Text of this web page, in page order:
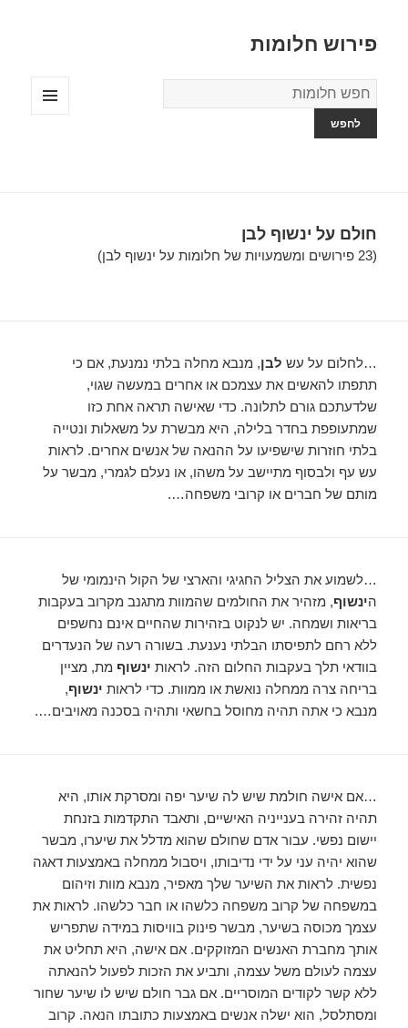
פירוש חלומות
מילון
החלומות
חולם על ינשוף לבן
(23 פירושים ומשמעויות של חלומות על ינשוף לבן)
…לחלום על עש לבן, מנבא מחלה בלתי נמנעת, אם כי
תתפתו להאשים את עצמכם או אחרים במעשה שגוי,
שלדעתכם גורם לתלונה. כדי שאישה תראה אחת כזו
שמתעופפת בחדר בלילה, היא מבשרת על משאלות ונטייה
בלתי חוזרות שישפיעו על ההנאה של אנשים אחרים. לראות
עש עף ולבסוף מתיישב על משהו, או נעלם לגמרי, מבשר על
מותם של חברים או קרובי משפחה….
…לשמוע את הצליל החגיגי והארצי של הקול הינמומי של
הינשוף, מזהיר את החולמים שהמוות מתגנב מקרוב בעקבות
בריאות ושמחה. יש לנקוט בזהירות שהחיים אינם נחשפים
ללא רחם לתפיסתו הבלתי נענעת. בשורה רעה של הנעדרים
בוודאי תלך בעקבות החלום הזה. לראות ינשוף מת, מציין
בריחה צרה ממחלה נואשת או ממוות. כדי לראות ינשוף,
מנבא כי אתה תהיה מחוסל בחשאי ותהיה בסכנה מאויבים….
…אם אישה חולמת שיש לה שיער יפה ומסרקת אותו, היא
תהיה זהירה בענייניה האישיים, ותאבד התקדמות בזנחת
יישום נפשי. עבור אדם שחולם שהוא מדלל את שיערו, מבשר
שהוא יהיה עני על ידי נדיבותו, ויסבול ממחלה באמצעות דאגה
נפשית. לראות את השיער שלך מאפיר, מנבא מוות וזיהום
במשפחה של קרוב משפחה כלשהו או חבר כלשהו. לראות את
עצמך מכוסה בשיער, מבשר פינוק בוויסות במידה שתפריש
אותך מחברת האנשים המזוקקים. אם אישה, היא תחליט את
עצמה לעולם משל עצמה, ותביע את הזכות לפעול להנאתה
ללא קשר לקודים המוסריים. אם גבר חולם שיש לו שיער שחור
ומסתלסל, הוא ישלה אנשים באמצעות כתובתו הנאה. קרוב